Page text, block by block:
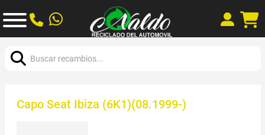
Capo Seat Ibiza (6K1)(08.1999-)